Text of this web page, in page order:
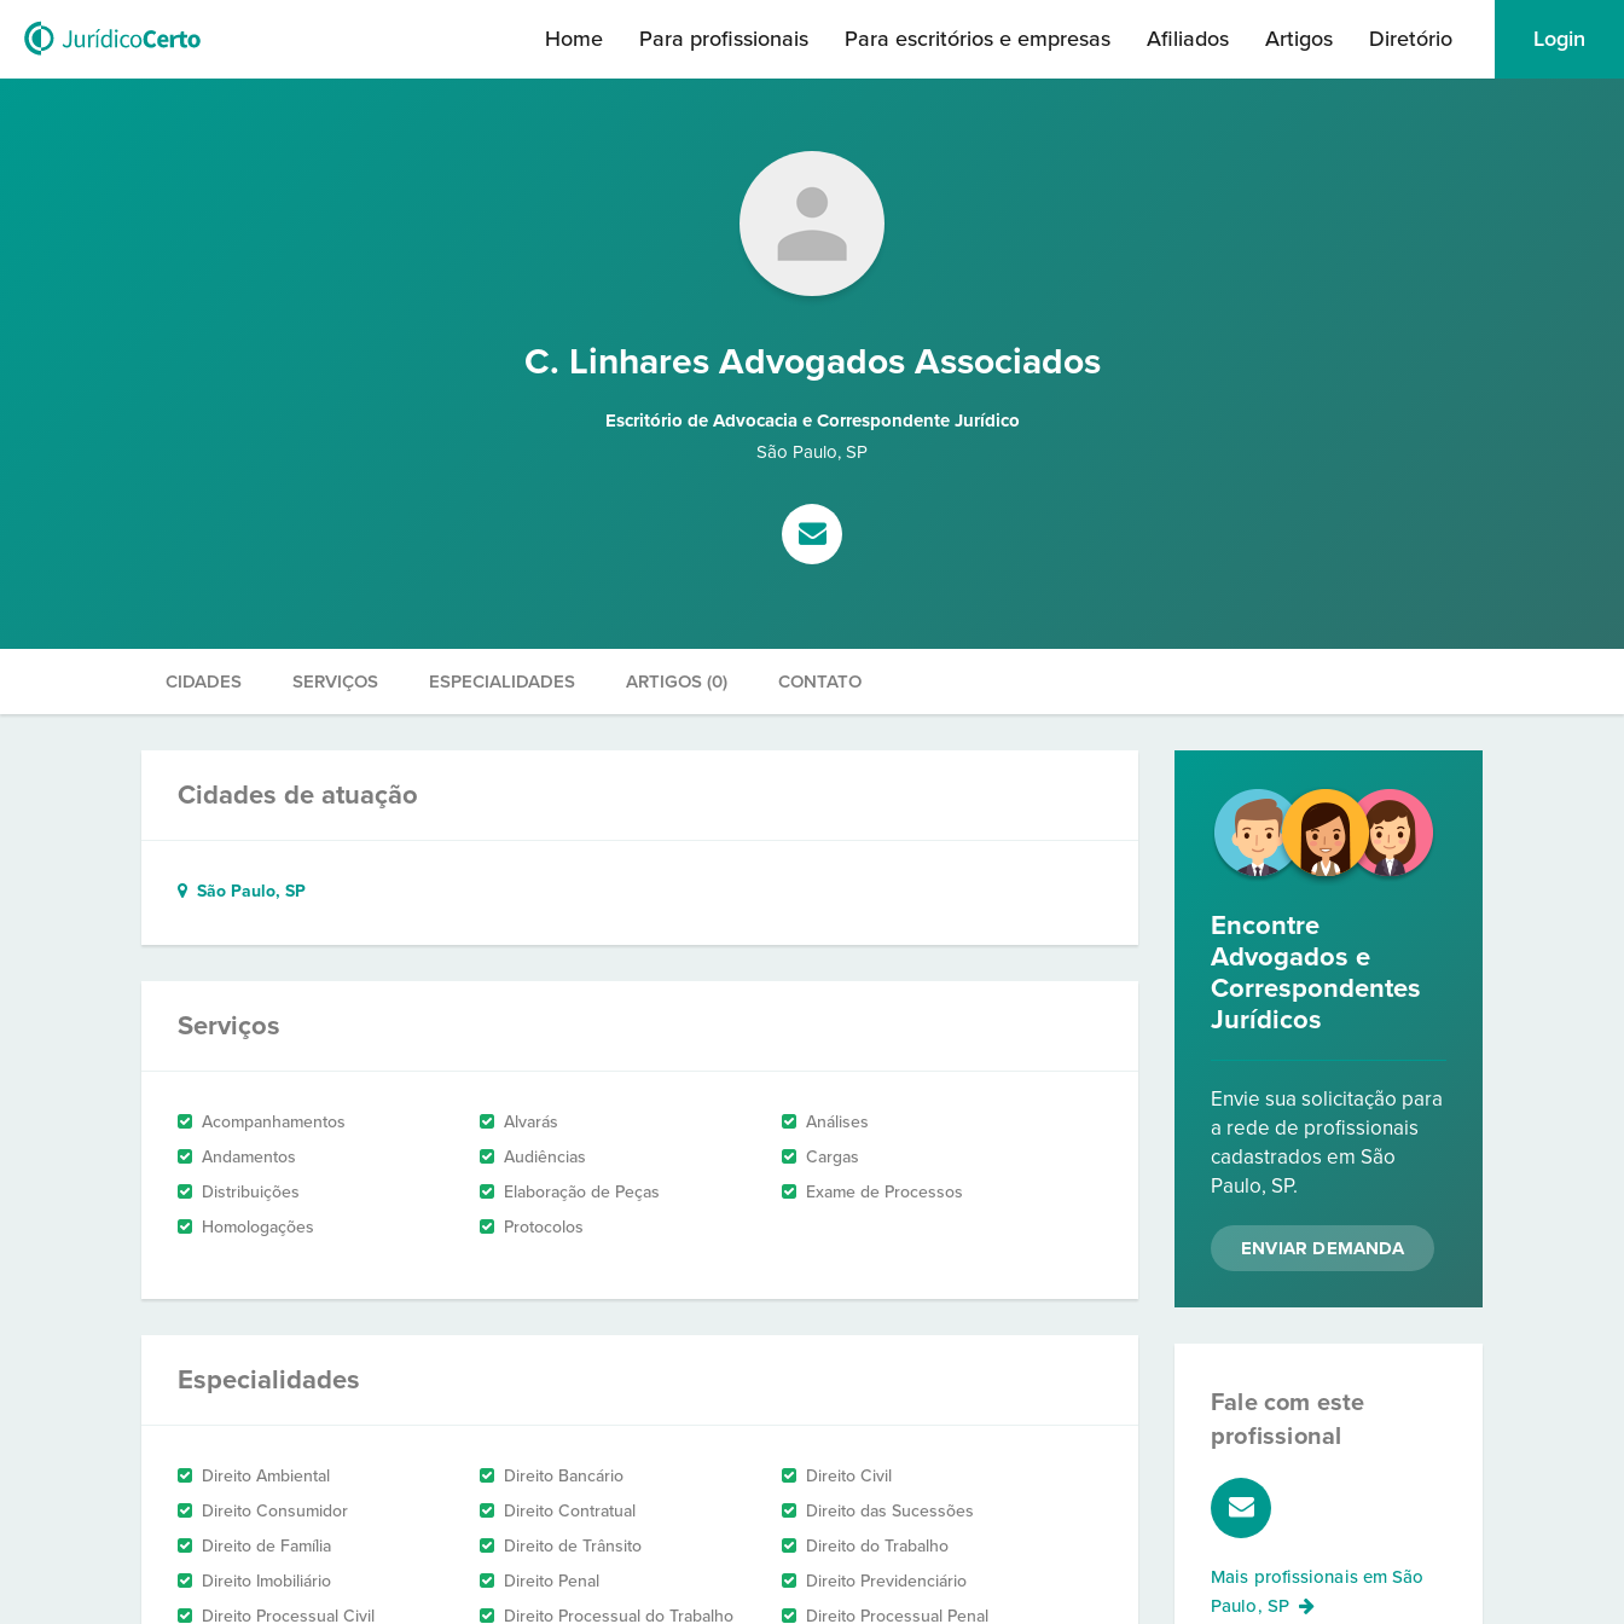
Home Para profissionais Para escritórios e empresas Afiliados Artigos Diretório Login
C. Linhares Advogados Associados
Escritório de Advocacia e Correspondente Jurídico
São Paulo, SP
CIDADES SERVIÇOS ESPECIALIDADES ARTIGOS (0) CONTATO
Cidades de atuação
São Paulo, SP
Serviços
Acompanhamentos Alvarás
Análises
Andamentos
Audiências
Cargas
Distribuições
Elaboração de Peças
Exame de Processos
Homologações
Protocolos
Especialidades
Direito Ambiental Direito Bancário
Direito Civil
Direito Consumidor
Direito Contratual
Direito das Sucessões
Direito de Família
Direito de Trânsito
Direito do Trabalho
Direito Imobiliário
Direito Penal
Direito Previdenciário
Direito Processual Civil
Direito Processual do Trabalho Direito Processual Penal
Encontre
Advogados e
Correspondentes
Jurídicos
Envie sua solicitação para
a rede de profissionais
cadastrados em São
Paulo, SP.
ENVIAR DEMANDA
Fale com este
profissional
Mais profissionais emSão
Paulo, SP